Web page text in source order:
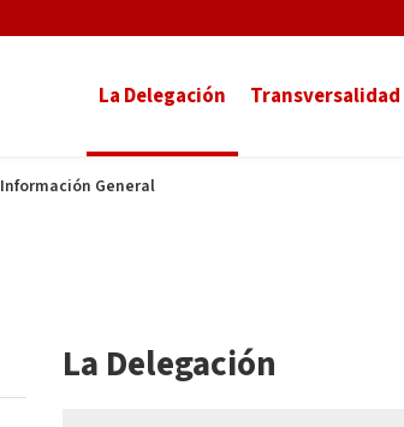
La Delegación Transversalidad
Información General
La Delegación